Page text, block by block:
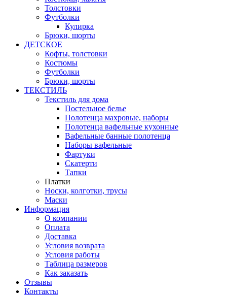
Толстовки
Футболки
Кулирка
Брюки, шорты
ДЕТСКОЕ
Кофты, толстовки
Костюмы
Футболки
Брюки, шорты
ТЕКСТИЛЬ
Текстиль для дома
Постельное белье
Полотенца махровые, наборы
Полотенца вафельные кухонные
Вафельные банные полотенца
Наборы вафельные
Фартуки
Скатерти
Тапки
Платки
Носки, колготки, трусы
Маски
Информация
О компании
Оплата
Доставка
Условия возврата
Условия работы
Таблица размеров
Как заказать
Отзывы
Контакты